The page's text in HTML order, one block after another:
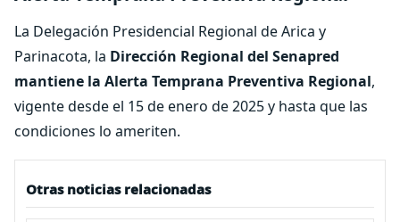
La Delegación Presidencial Regional de Arica y
Parinacota, la Dirección Regional del Senapred
mantiene la Alerta Temprana Preventiva Regional,
vigente desde el 15 de enero de 2025 y hasta que las
condiciones lo ameriten.
Otras noticias relacionadas